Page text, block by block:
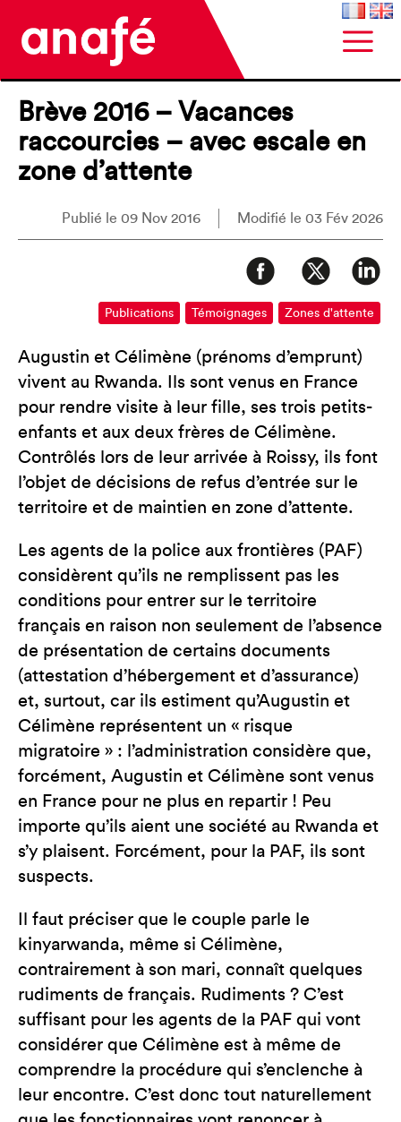
Brève 2016 – Vacances
raccourcies – avec escale en
zone d’attente
Publié le 09 Nov 2016 Modifié le 03 Fév 2026
Publications Témoignages Zones d'attente
Augustin et Célimène (prénoms d’emprunt)
vivent au Rwanda. Ils sont venus en France
pour rendre visite à leur fille, ses trois petits-
enfants et aux deux frères de Célimène.
Contrôlés lors de leur arrivée à Roissy, ils font
l’objet de décisions de refus d’entrée sur le
territoire et de maintien en zone d’attente.
Les agents de la police aux frontières (PAF)
considèrent qu’ils ne remplissent pas les
conditions pour entrer sur le territoire
français en raison non seulement de l’absence
de présentation de certains documents
(attestation d’hébergement et d’assurance)
et, surtout, car ils estiment qu’Augustin et
Célimène représentent un « risque
migratoire » : l’administration considère que,
forcément, Augustin et Célimène sont venus
en France pour ne plus en repartir ! Peu
importe qu’ils aient une société au Rwanda et
s’y plaisent. Forcément, pour la PAF, ils sont
suspects.
Il faut préciser que le couple parle le
kinyarwanda, même si Célimène,
contrairement à son mari, connaît quelques
rudiments de français. Rudiments ? C’est
suffisant pour les agents de la PAF qui vont
considérer que Célimène est à même de
comprendre la procédure qui s’enclenche à
leur encontre. C’est donc tout naturellement